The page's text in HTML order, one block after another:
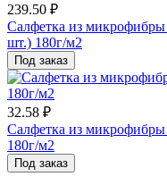
239.50 ₽
Салфетка из
шт.) 180г/м2
Под заказ
32.58 ₽
Салфетка из
180г/м2
Под заказ